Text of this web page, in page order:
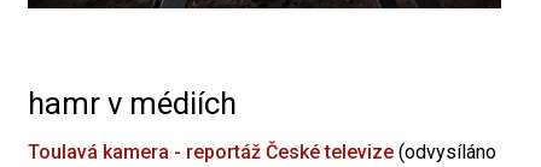
hamr v médiích
Toulavá kamera - reportáž České televize (odvysíláno